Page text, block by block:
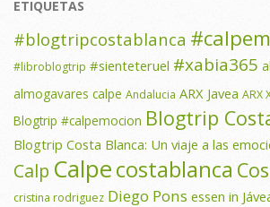
ETIQUETAS
#blogtripcostablanca
#libroblogtrip #sienteteruel #xabia365
almogavares calpe Andalucia ARX Javea ARX
Blogtrip #calpemocion Blogtrip
Blogtrip Costa Blanca: Un viaje a las
Calp Calpecostablanca
cristina rodriguez Diego Pons essen in